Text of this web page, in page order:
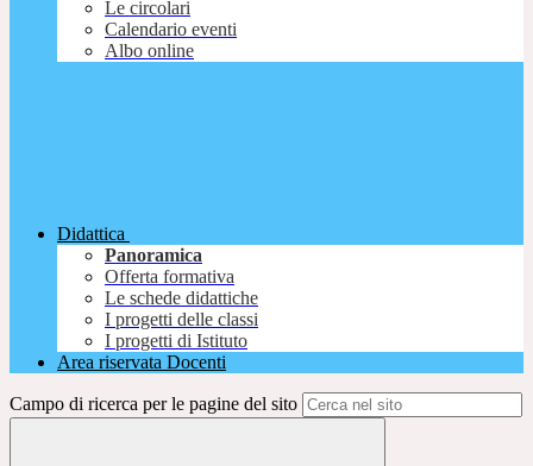
Le circolari
Calendario eventi
Albo online
Didattica
Panoramica
Offerta formativa
Le schede didattiche
I progetti delle classi
I progetti di Istituto
Area riservata Docenti
Campo di ricerca per le pagine del sito